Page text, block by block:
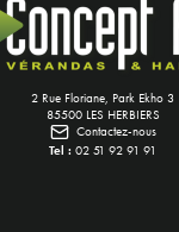
2 Rue Floriane, Park Ekho 3
85500 LES HERBIERS
Contactez-nous
Tel : 02 51 92 91 91